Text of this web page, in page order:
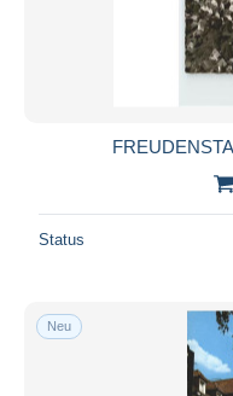
Status
Neu